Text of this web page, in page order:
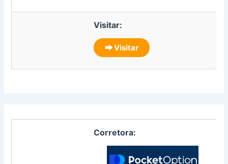
Visitar:
⮕ Visitar
Corretora: